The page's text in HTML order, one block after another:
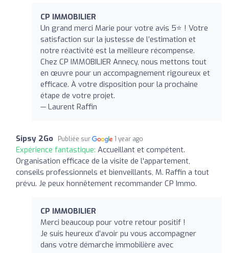
CP IMMOBILIER
Un grand merci Marie pour votre avis 5⭐ ! Votre
satisfaction sur la justesse de l’estimation et
notre réactivité est la meilleure récompense.
Chez CP IMMOBILIER Annecy, nous mettons tout
en œuvre pour un accompagnement rigoureux et
efficace. À votre disposition pour la prochaine
étape de votre projet.
— Laurent Raffin
Sipsy 2Go Publiée sur 1 year ago
Expérience fantastique: Accueillant et compétent.
Organisation efficace de la visite de l'appartement,
conseils professionnels et bienveillants, M. Raffin a tout
prévu. Je peux honnêtement recommander CP Immo.
CP IMMOBILIER
Merci beaucoup pour votre retour positif !
Je suis heureux d’avoir pu vous accompagner
dans votre démarche immobilière avec